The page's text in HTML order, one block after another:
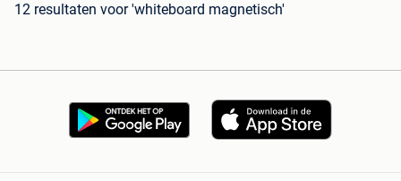
12 resultaten voor 'whiteboard magnetisch'